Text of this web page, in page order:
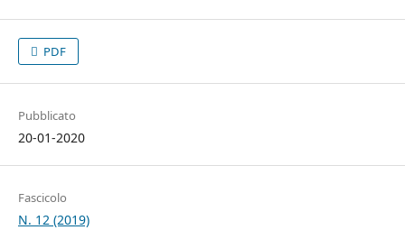
PDF
Pubblicato
20-01-2020
Fascicolo
N. 12 (2019)